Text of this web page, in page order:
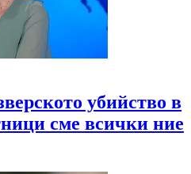
убийство в
сме всички ние